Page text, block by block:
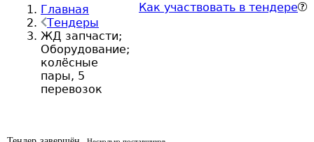
Главная
Тендеры
ЖД запчасти;
Оборудование;
колёсные
пары, 5
перевозок
Как участвовать в тендере